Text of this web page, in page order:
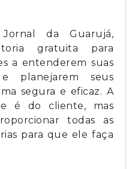
da Guarujá,
gratuita para
a entenderem suas
planejarem seus
segura e eficaz. A
é do cliente, mas
todas as
para que ele faça